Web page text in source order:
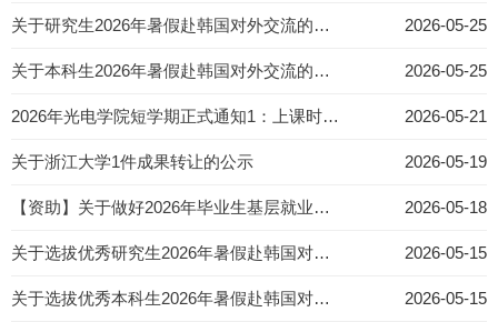
关于研究生2026年暑假赴韩国对外交流的名单公示 2026-05-25
关于本科生2026年暑假赴韩国对外交流的名单公示 2026-05-25
2026年光电学院短学期正式通知1：上课时间、地点和课程安排的通知 2026-05-21
关于浙江大学1件成果转让的公示 2026-05-19
【资助】关于做好2026年毕业生基层就业学费补偿国家助学贷款代偿工作的通知 2026-05-18
关于选拔优秀研究生2026年暑假赴韩国对外交流的通知 2026-05-15
关于选拔优秀本科生2026年暑假赴韩国对外交流的通知 2026-05-15